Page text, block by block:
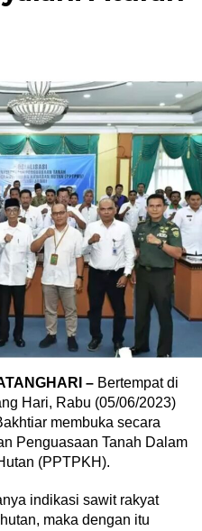
– Bertempat di
Hari, Rabu (05/06/2023)
membuka secara
Penguasaan Tanah Dalam
(PPTPKH).
indikasi sawit rakyat
maka dengan itu